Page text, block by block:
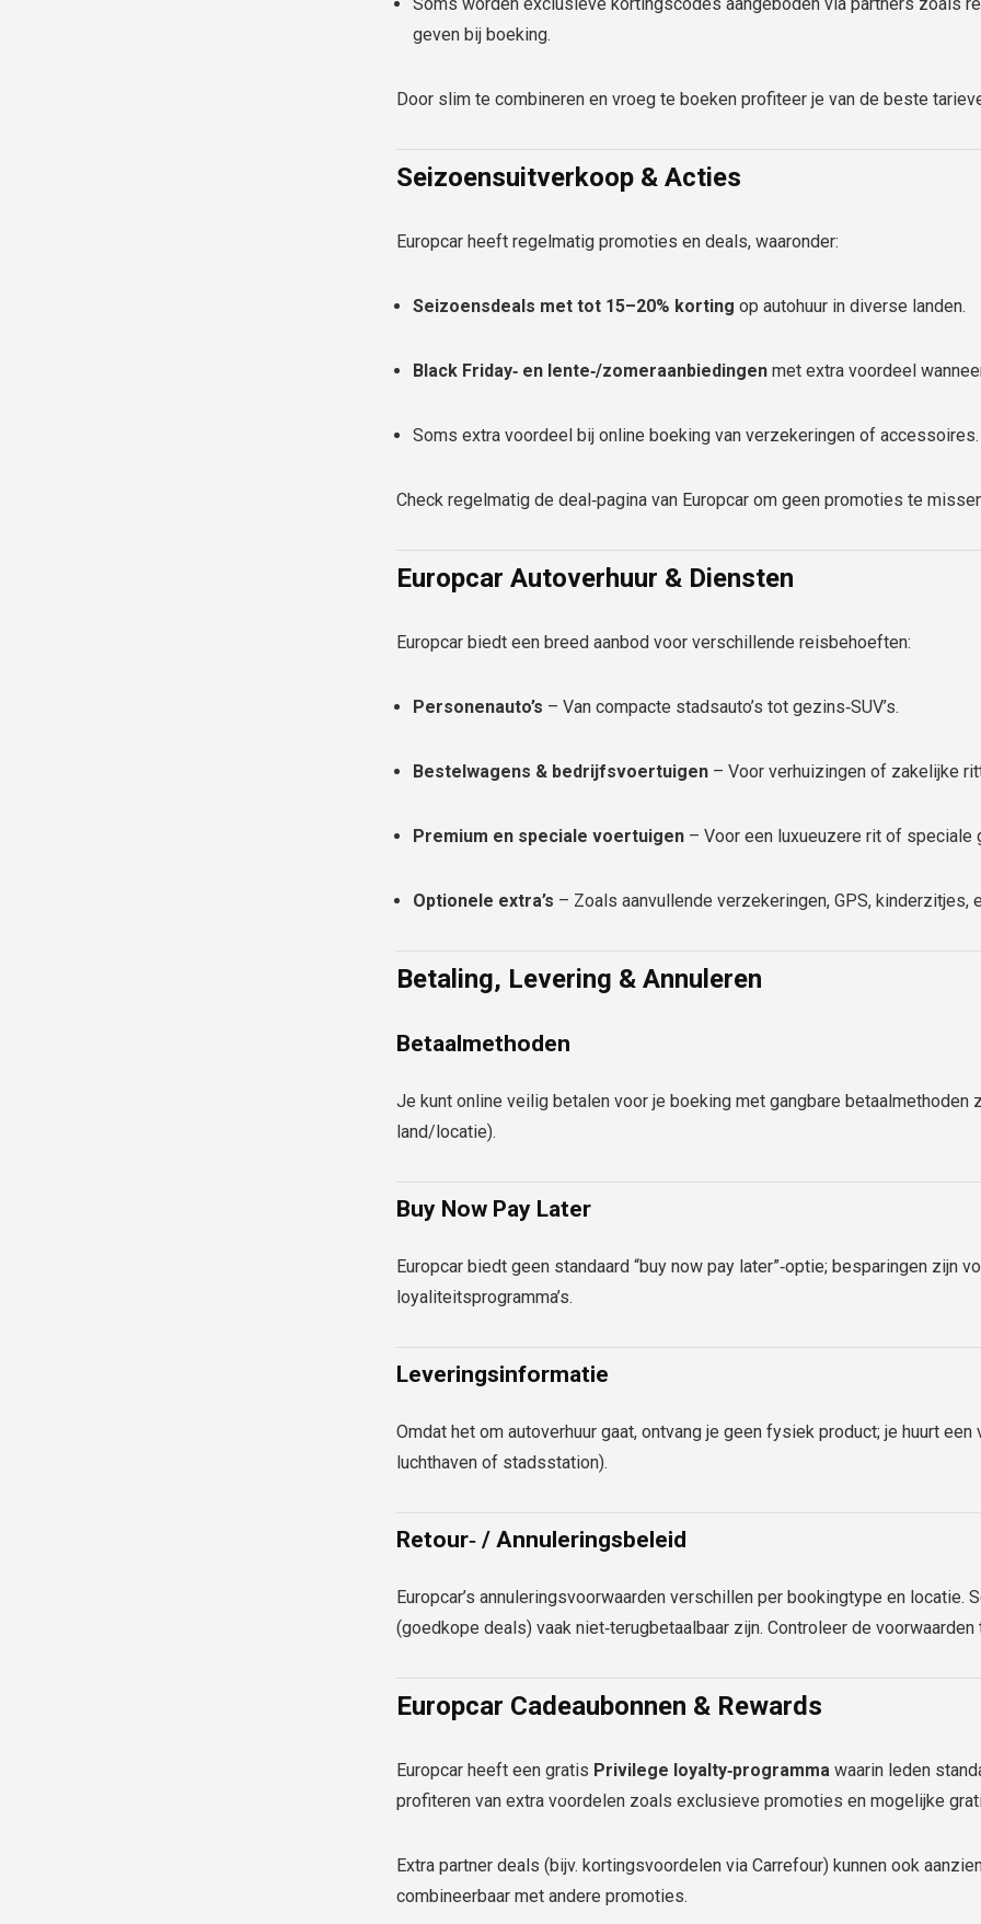
geven bij boeking.
Door slim te combineren en vroeg te boeken profiteer je van de beste
Seizoensuitverkoop & Acties
Europcar heeft regelmatig promoties en deals, waaronder:
Seizoensdeals met tot 15–20% korting op autohuur in diverse landen.
Black Friday‑ en lente‑/zomeraanbiedingen met extra voordeel
Soms extra voordeel bij online boeking van verzekeringen of accessoires.
Check regelmatig de deal‑pagina van Europcar om geen promoties te
Europcar Autoverhuur & Diensten
Europcar biedt een breed aanbod voor verschillende reisbehoeften:
Personenauto’s – Van compacte stadsauto’s tot gezins‑SUV’s.
Bestelwagens & bedrijfsvoertuigen – Voor verhuizingen of zakelijke
Premium en speciale voertuigen – Voor een luxueuzere rit of speciale
Optionele extra’s – Zoals aanvullende verzekeringen, GPS, kinderzitjes,
Betaling, Levering & Annuleren
Betaalmethoden
Je kunt online veilig betalen voor je boeking met gangbare betaalmethoden
land/locatie).
Buy Now Pay Later
Europcar biedt geen standaard “buy now pay later”‑optie; besparingen zijn
loyaliteitsprogramma’s.
Leveringsinformatie
Omdat het om autoverhuur gaat, ontvang je geen fysiek product; je huurt
luchthaven of stadsstation).
Retour‑ / Annuleringsbeleid
Europcar’s annuleringsvoorwaarden verschillen per bookingtype en
(goedkope deals) vaak niet‑terugbetaalbaar zijn. Controleer de
Europcar Cadeaubonnen & Rewards
Europcar heeft een gratis Privilege loyalty‑programma waarin leden
profiteren van extra voordelen zoals exclusieve promoties en mogelijke
Extra partner deals (bijv. kortingsvoordelen via Carrefour) kunnen ook
combineerbaar met andere promoties.